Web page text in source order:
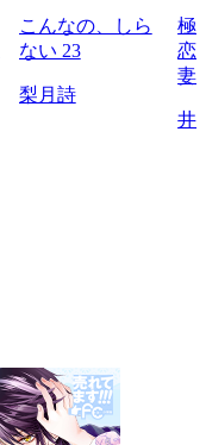
こんなの、しら
ない 23
梨月詩
極
恋
妻
井